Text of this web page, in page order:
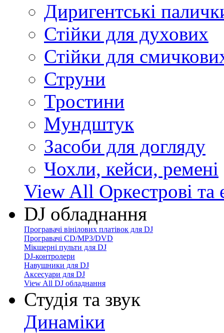
Диригентські
Стійки для духових
Стійки для
Струни
Тростини
Мундштук
Засоби для догляду
Чохли, кейси, ремені
View All Оркестрові та
DJ обладнання
Програвачі вінілових платівок для DJ
Програвачі CD/MP3/DVD
Мікшерні пульти для DJ
DJ-контролери
Навушники для DJ
Аксесуари для DJ
View All DJ обладнання
Студія та звук
Динаміки